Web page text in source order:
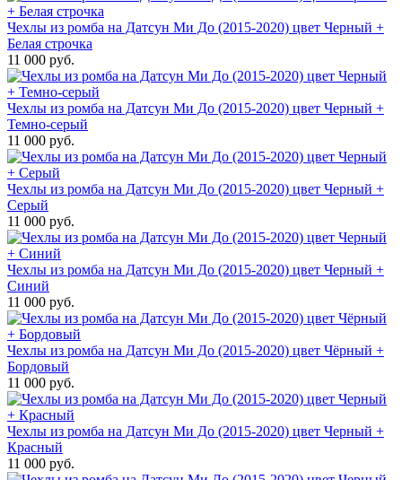
Чехлы из ромба на Датсун Ми До (2015-2020) цвет Черный +
Белая строчка
11 000 руб.
Чехлы из ромба на Датсун Ми До (2015-2020) цвет Черный +
Темно-серый
11 000 руб.
Чехлы из ромба на Датсун Ми До (2015-2020) цвет Черный +
Серый
11 000 руб.
Чехлы из ромба на Датсун Ми До (2015-2020) цвет Черный +
Синий
11 000 руб.
Чехлы из ромба на Датсун Ми До (2015-2020) цвет Чёрный +
Бордовый
11 000 руб.
Чехлы из ромба на Датсун Ми До (2015-2020) цвет Черный +
Красный
11 000 руб.